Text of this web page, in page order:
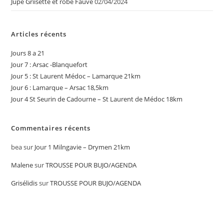
Articles récents
Jours 8 a 21
Jour 7 : Arsac -Blanquefort
Jour 5 : St Laurent Médoc – Lamarque 21km
Jour 6 : Lamarque – Arsac 18,5km
Jour 4 St Seurin de Cadourne – St Laurent de Médoc 18km
Commentaires récents
beasur Jour 1 Milngavie – Drymen 21km
MalenesurTROUSSE POUR BUJO/AGENDA
GrisélidissurTROUSSE POUR BUJO/AGENDA